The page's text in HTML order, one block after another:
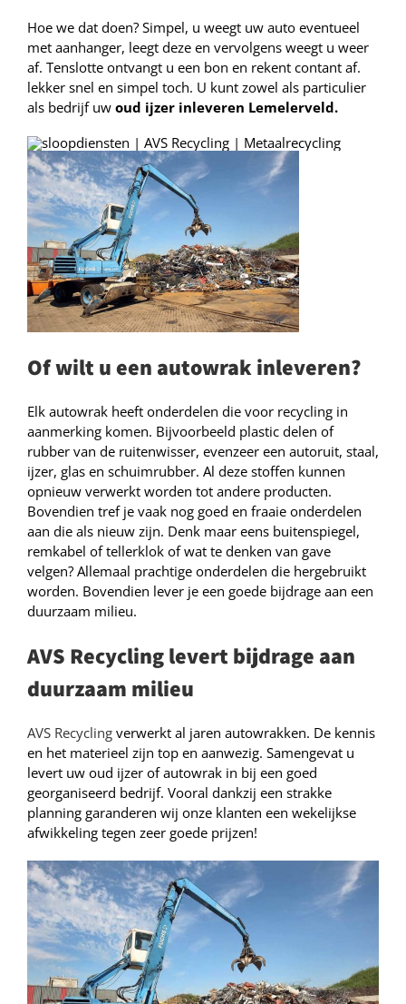
Hoe we dat doen? Simpel, u weegt uw auto eventueel
met aanhanger, leegt deze en vervolgens weegt u weer
af. Tenslotte ontvangt u een bon en rekent contant af.
lekker snel en simpel toch. U kunt zowel als particulier
als bedrijf uw oud ijzer inleveren Lemelerveld.
Of wilt u een autowrak inleveren?
Elk autowrak heeft onderdelen die voor recycling in
aanmerking komen. Bijvoorbeeld plastic delen of
rubber van de ruitenwisser, evenzeer een autoruit, staal,
ijzer, glas en schuimrubber. Al deze stoffen kunnen
opnieuw verwerkt worden tot andere producten.
Bovendien tref je vaak nog goed en fraaie onderdelen
aan die als nieuw zijn. Denk maar eens buitenspiegel,
remkabel of tellerklok of wat te denken van gave
velgen? Allemaal prachtige onderdelen die hergebruikt
worden. Bovendien lever je een goede bijdrage aan een
duurzaam milieu.
AVS Recycling levert bijdrage aan
duurzaam milieu
AVS Recycling verwerkt al jaren autowrakken. De kennis
en het materieel zijn top en aanwezig. Samengevat u
levert uw oud ijzer of autowrak in bij een goed
georganiseerd bedrijf. Vooral dankzij een strakke
planning garanderen wij onze klanten een wekelijkse
afwikkeling tegen zeer goede prijzen!